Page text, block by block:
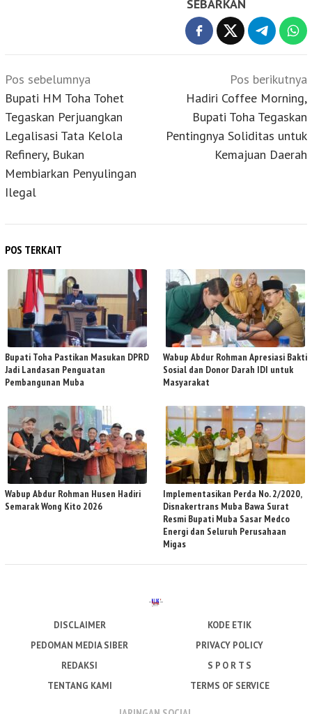
SEBARKAN
Navigasi
pos
Pos sebelumnya
Bupati HM Toha Tohet
Tegaskan Perjuangkan
Legalisasi Tata Kelola
Refinery, Bukan
Membiarkan Penyulingan
Ilegal
Pos berikutnya
Hadiri Coffee Morning,
Bupati Toha Tegaskan
Pentingnya Soliditas untuk
Kemajuan Daerah
POS TERKAIT
Bupati Toha Pastikan Masukan DPRD
Jadi Landasan Penguatan
Pembangunan Muba
Wabup Abdur Rohman Apresiasi Bakti
Sosial dan Donor Darah IDI untuk
Masyarakat
Wabup Abdur Rohman Husen Hadiri
Semarak Wong Kito 2026
Implementasikan Perda No. 2/2020,
Disnakertrans Muba Bawa Surat
Resmi Bupati Muba Sasar Medco
Energi dan Seluruh Perusahaan
Migas
DISCLAIMER
KODE ETIK
PEDOMAN MEDIA SIBER
PRIVACY POLICY
REDAKSI
S P O R T S
TENTANG KAMI
TERMS OF SERVICE